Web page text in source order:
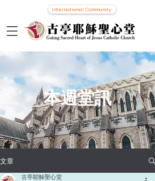
International Community
本週堂訊
文章
古亭耶穌聖心堂